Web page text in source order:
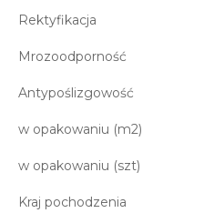
Rektyfikacja
Mrozoodporność
Antypoślizgowość
w opakowaniu (m2)
w opakowaniu (szt)
Kraj pochodzenia